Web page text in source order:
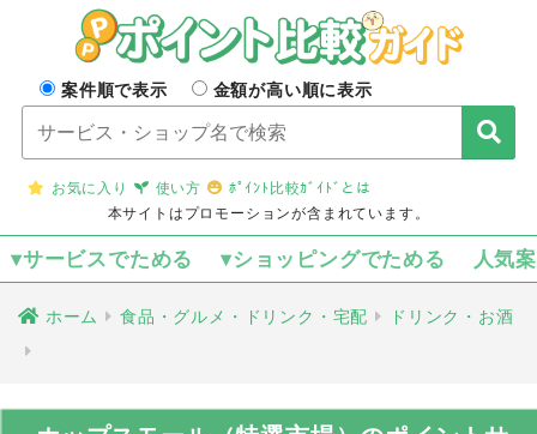
案件順で表示 金額が高い順に表示
お気に入り 使い方
ﾎﾟｲﾝﾄ比較ｶﾞｲﾄﾞとは
本サイトはプロモーションが含まれています。
▾サービスでためる ▾ショッピングでためる 人気
ホーム 食品・グルメ・ドリンク・宅配 ドリンク・お酒